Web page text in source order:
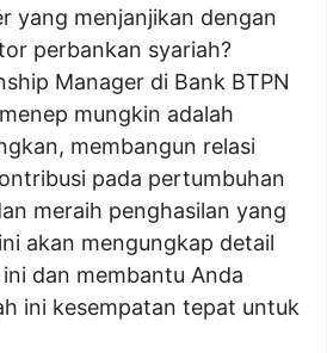
yang menjanjikan dengan
perbankan syariah?
Manager di Bank BTPN
mungkin adalah
membangun relasi
pada pertumbuhan
meraih penghasilan yang
akan mengungkap detail
dan membantu Anda
ini kesempatan tepat untuk